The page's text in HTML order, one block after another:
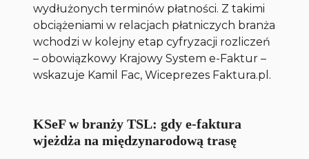
wydłużonych terminów płatności. Z takimi
obciążeniami w relacjach płatniczych branża
wchodzi w kolejny etap cyfryzacji rozliczeń
– obowiązkowy Krajowy System e-Faktur –
wskazuje Kamil Fac, Wiceprezes Faktura.pl.
KSeF w branży TSL: gdy e-faktura
wjeżdża na międzynarodową trasę